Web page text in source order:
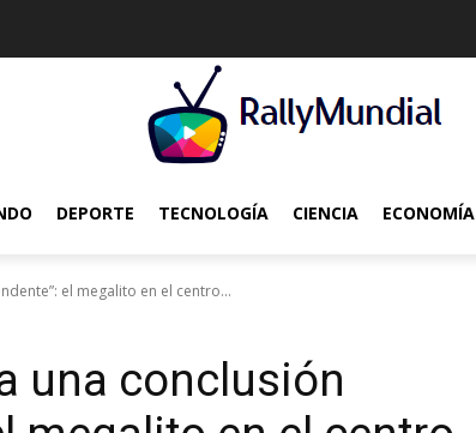
DEPORTE TECNOLOGÍA CIENCIA ECONOMÍA
el megalito en el centro...
una conclusión